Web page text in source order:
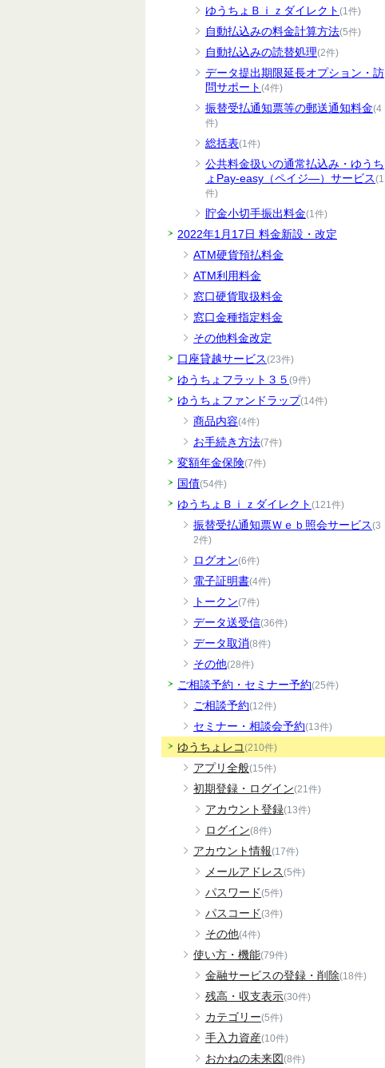
ゆうちょＢｉｚダイレクト (1件)
自動払込みの料金計算方法(5件)
自動払込みの読替処理(2件)
データ提出期限延長オプション・訪
問サポート (4件)
振替受払通知票等の郵送通知料金(4
件)
総括表(1件)
公共料金扱いの通常払込み・ゆうち
ょPay-easy（ペイジ―）サービス(1
件)
貯金小切手振出料金(1件)
2022年1月17日 料金新設・改定
ATM硬貨預払料金
ATM利用料金
窓口硬貨取扱料金
窓口金種指定料金
その他料金改定
口座貸越サービス(23件)
ゆうちょフラット３５ (9件)
ゆうちょファンドラップ(14件)
商品内容(4件)
お手続き方法(7件)
変額年金保険(7件)
国債(54件)
ゆうちょＢｉｚダイレクト (121件)
振替受払通知票Ｗｅｂ照会サービス(3
2件)
ログオン(6件)
電子証明書(4件)
トークン(7件)
データ送受信(36件)
データ取消(8件)
その他(28件)
ご相談予約・セミナー予約(25件)
ご相談予約(12件)
セミナー・相談会予約(13件)
ゆうちょレコ(210件)
アプリ全般(15件)
初期登録・ログイン(21件)
アカウント登録(13件)
ログイン(8件)
アカウント情報(17件)
メールアドレス(5件)
パスワード(5件)
パスコード(3件)
その他(4件)
使い方・機能(79件)
金融サービスの登録・削除(18件)
残高・収支表示(30件)
カテゴリー(5件)
手入力資産(10件)
おかねの未来図(8件)